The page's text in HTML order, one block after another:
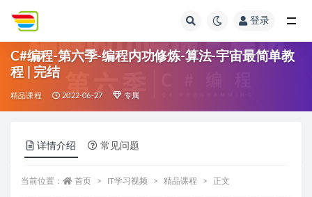
登录
C#编程-第六季-编程内功修炼-算法-宇宙最简单教
程 | 完结
精品课程 2022-06-27 专属
详情介绍 常见问题
当前位置： 首页 IT学习视频 精品课程 正文